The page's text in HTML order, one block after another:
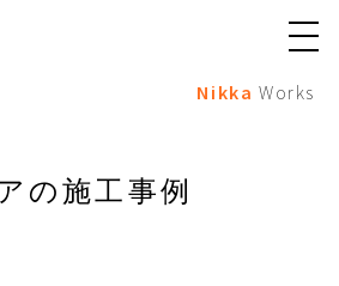
メ
ュ
Nikka Works
の施工事例